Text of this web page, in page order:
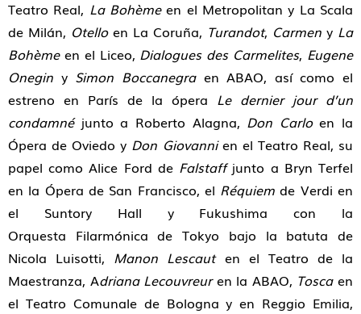
Teatro Real, La Bohèmeen el Metropolitan y La Scala
de Milán, Otelloen La Coruña, Turandot, Carmen y La
Bohèmeen el Liceo, Dialogues des Carmelites, Eugene
Onegin y Simon Boccanegraen ABAO, así como el
estreno en París de la ópera Le dernier jour d’un
condamnéjunto a Roberto Alagna, Don Carloen la
Ópera de Oviedo y Don Giovannien el Teatro Real, su
papel como Alice Ford de Falstaff junto a Bryn Terfel
en la Ópera de San Francisco, el Réquiem de Verdi en
el Suntory Hall y Fukushima con la
Orquesta Filarmónica de Tokyo bajo la batuta de
Nicola Luisotti, Manon Lescauten el Teatro de la
Maestranza, Adriana Lecouvreuren la ABAO, Toscaen
el Teatro Comunale de Bologna y en Reggio Emilia,